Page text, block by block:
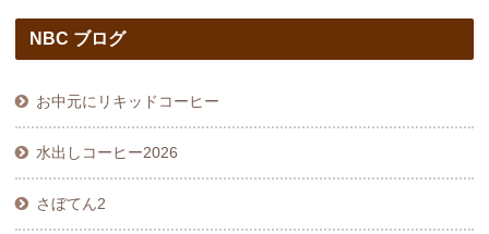
NBC ブログ
お中元にリキッドコーヒー
水出しコーヒー2026
さぼてん2